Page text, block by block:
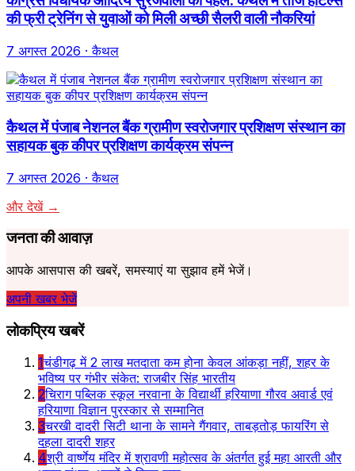
की फ्री ट्रेनिंग से युवाओं को मिली अच्छी सैलरी वाली नौकरियां
7 अगस्त 2026 · कैथल
कैथल में पंजाब नेशनल बैंक ग्रामीण स्वरोजगार प्रशिक्षण संस्थान का
सहायक बुक कीपर प्रशिक्षण कार्यक्रम संपन्न
7 अगस्त 2026 · कैथल
और देखें →
जनता की आवाज़
आपके आसपास की खबरें, समस्याएं या सुझाव हमें भेजें।
अपनी खबर भेजें
लोकप्रिय खबरें
1चंडीगढ़ में 2 लाख मतदाता कम होना केवल आंकड़ा नहीं, शहर के
भविष्य पर गंभीर संकेत: राजबीर सिंह भारतीय
2चिराग पब्लिक स्कूल नरवाना के विद्यार्थी हरियाणा गौरव अवार्ड एवं
हरियाणा विज्ञान पुरस्कार से सम्मानित
3चरखी दादरी सिटी थाना के सामने गैंगवार, ताबड़तोड़ फायरिंग से
दहला दादरी शहर
4श्री वार्ष्णेय मंदिर में श्रावणी महोत्सव के अंतर्गत हुई महा आरती और